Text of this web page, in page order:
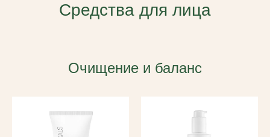
Средства для лица
Очищение и баланс